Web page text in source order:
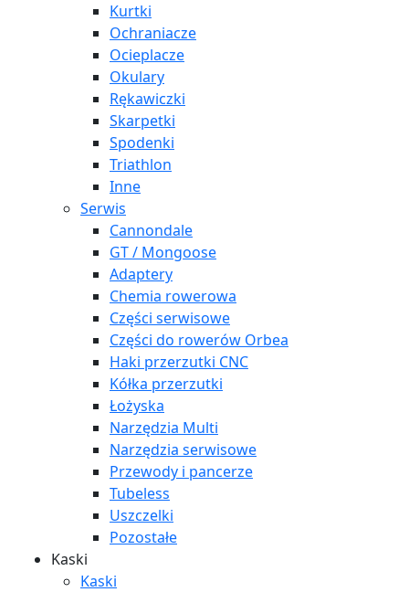
Kurtki
Ochraniacze
Ocieplacze
Okulary
Rękawiczki
Skarpetki
Spodenki
Triathlon
Inne
Serwis
Cannondale
GT / Mongoose
Adaptery
Chemia rowerowa
Części serwisowe
Części do rowerów Orbea
Haki przerzutki CNC
Kółka przerzutki
Łożyska
Narzędzia Multi
Narzędzia serwisowe
Przewody i pancerze
Tubeless
Uszczelki
Pozostałe
Kaski
Kaski